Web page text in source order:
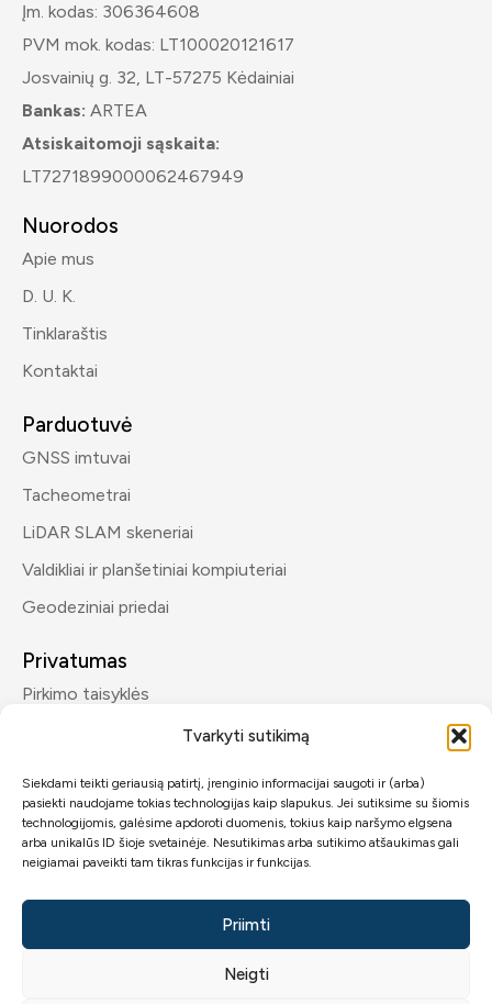
Tvarkyti sutikimą
Siekdami teikti geriausią patirtį, įrenginio informacijai saugoti ir (arba)
pasiekti naudojame tokias technologijas kaip slapukus. Jei sutiksime su šiomis
technologijomis, galėsime apdoroti duomenis, tokius kaip naršymo elgsena
arba unikalūs ID šioje svetainėje. Nesutikimas arba sutikimo atšaukimas gali
neigiamai paveikti tam tikras funkcijas ir funkcijas.
Priimti
Neigti
Įm. kodas: 306364608
PVM mok. kodas: LT100020121617
Josvainių g. 32, LT-57275 Kėdainiai
Bankas: ARTEA
Atsiskaitomoji sąskaita:
LT7271899000062467949
Nuorodos
Apie mus
D. U. K.
Tinklaraštis
Kontaktai
Parduotuvė
GNSS imtuvai
Tacheometrai
LiDAR SLAM skeneriai
Valdikliai ir planšetiniai kompiuteriai
Geodeziniai priedai
Privatumas
Pirkimo taisyklės
Kontaktai
info@geomp.lt
+370 600 89432